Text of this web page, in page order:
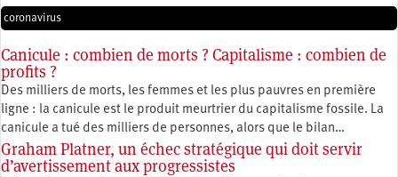
coronavirus
Canicule : combien de morts ? Capitalisme : combien de
profits ?
Des milliers de morts, les femmes et les plus pauvres en première
ligne : la canicule est le produit meurtrier du capitalisme fossile. La
canicule a tué des milliers de personnes, alors que le bilan…
Graham Platner, un échec stratégique qui doit servir
d’avertissement aux progressistes